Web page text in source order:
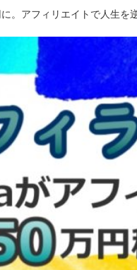
アフィリエイトで人生を